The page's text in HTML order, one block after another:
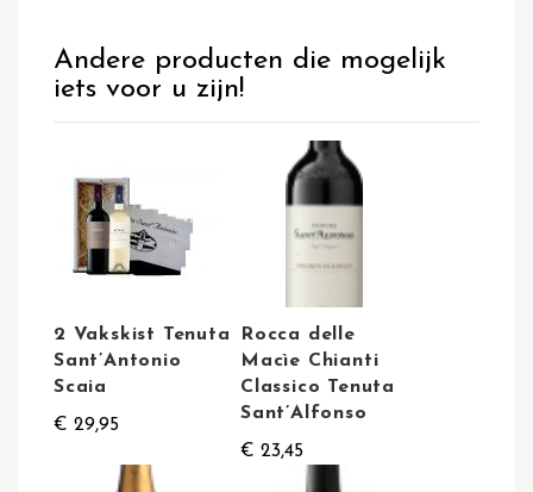
Andere producten die mogelijk
iets voor u zijn!
2 Vakskist Tenuta
Sant’Antonio
Scaia
€ 29,95
Rocca delle
Macìe Chianti
Classico Tenuta
Sant’Alfonso
€ 23,45